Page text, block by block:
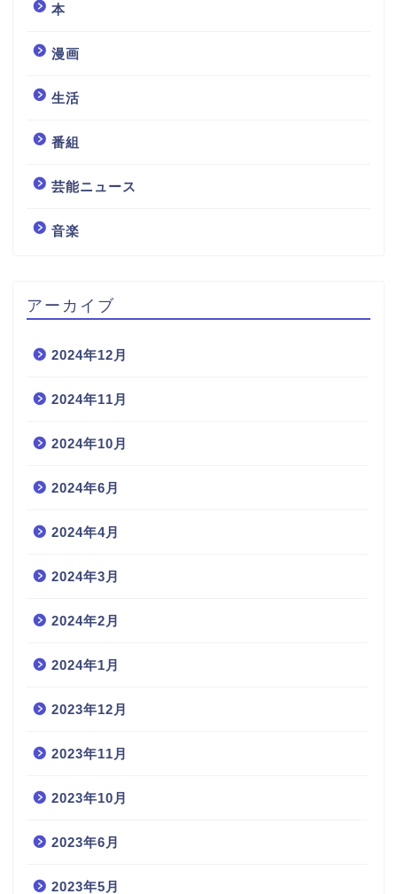
本
漫画
生活
番組
芸能ニュース
音楽
アーカイブ
2024年12月
2024年11月
2024年10月
2024年6月
2024年4月
2024年3月
2024年2月
2024年1月
2023年12月
2023年11月
2023年10月
2023年6月
2023年5月